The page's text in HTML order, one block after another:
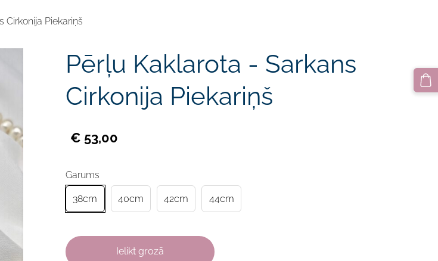
Cirkonija Piekariņš
Pērļu Kaklarota - Sarkans
Cirkonija Piekariņš
€ 53,00
Garums
38cm 40cm 42cm 44cm
Ielikt grozā